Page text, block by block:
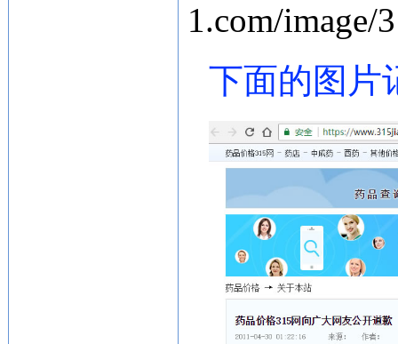
1.com/image/
下面的图片